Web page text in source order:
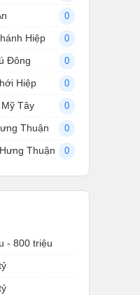
0
Hiệp 0
Đông 0
Hiệp 0
Tây 0
Thuận 0
Thuận 0
- 800 triệu